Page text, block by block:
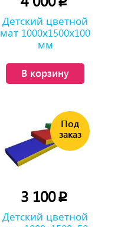
Детский цветной
мат 1000х1500х100
мм
В корзину
3 100p
Детский цветной